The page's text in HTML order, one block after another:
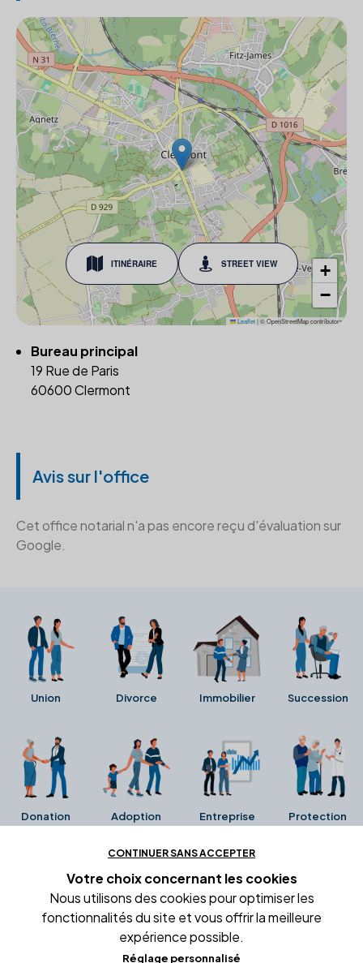
ITINÉRAIRE STREET VIEW
+
−
Leaflet|© OpenStreetMap contributors
Bureau principal
19 Rue de Paris
60600 Clermont
Avis sur l'office
Cet office notarial n'a pas encore reçu d'évaluation sur
Google.
Union Divorce Immobilier Succession
Donation Adoption Entreprise Protection
Ces avis proviennent directement de la fiche Google
Business de l'office notarial. Ils n'ont ni été collectés ni
été vérifiés par Alexia.fr.
CONTINUER SANS ACCEPTER
Votre choix concernant les cookies
Nous utilisons des cookies pour optimiser les
fonctionnalités du site et vous offrir la meilleure
expérience possible.
Réglage personnalisé